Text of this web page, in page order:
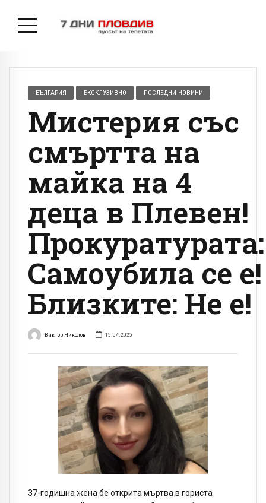
БЪЛГАРИЯ ЕКСКЛУЗИВНО ПОСЛЕДНИ НОВИНИ
Мистерия със
смъртта на
майка на 4
деца в Плевен!
Прокуратурата:
Самоубила се е!
Близките: Не е!
Виктор Николов 15.04.2025
37-годишна жена бе открита мъртва в гориста